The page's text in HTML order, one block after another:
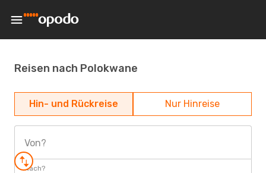
Reisen nach Polokwane
Hin- und Rückreise Nur Hinreise
Von?
Nach?